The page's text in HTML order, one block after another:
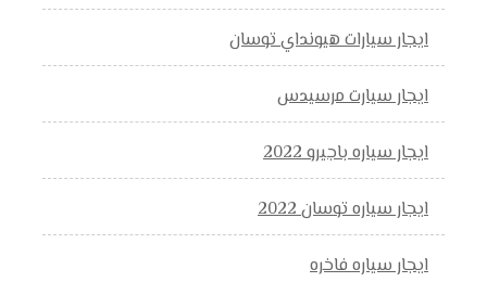
ايجار سيارات هيونداي توسان
ايجار سيارت مرسيدس
ايجار سياره باجيرو 2022
ايجار سياره توسان 2022
ايجار سياره فاخره